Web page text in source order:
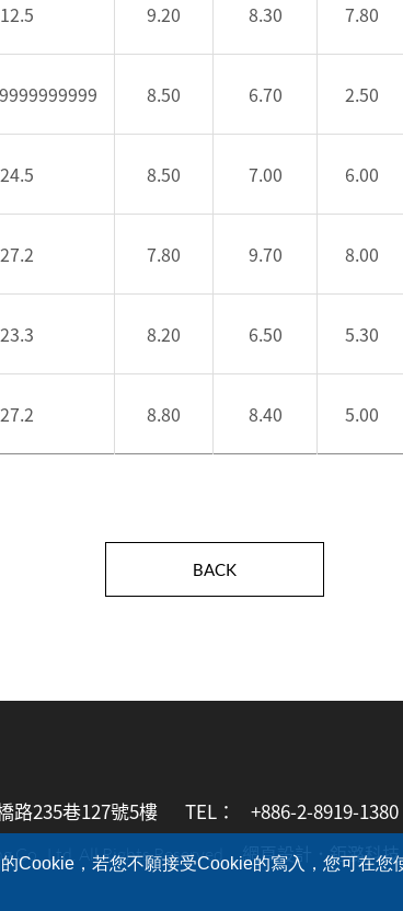
Cookie，若您不願接受Cookie的寫入，您可在
12.5 9.20 8.30 7.80
8.50 6.70 2.50
24.5 8.50 7.00 6.00
27.2 7.80 9.70 8.00
23.3 8.20 6.50 5.30
27.2 8.80 8.40 5.00
BACK
路235巷127號5樓 TEL： +886-2-8919-1380
Ltd. All Rights Reserved. 網頁設計．鉅潞科技